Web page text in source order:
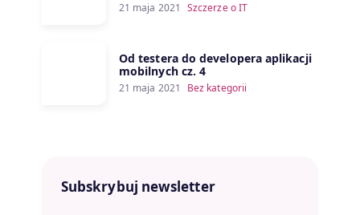
21 maja 2021 Szczerze o IT
Od testera do developera aplikacji
mobilnych cz. 4
21 maja 2021 Bez kategorii
Subskrybuj newsletter